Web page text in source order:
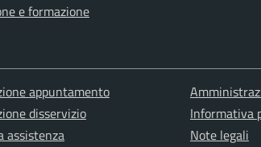
e formazione
appuntamento
disservizio
assistenza
Informativa
Note legali